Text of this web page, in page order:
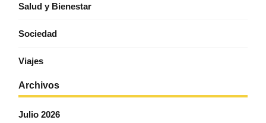
Salud y Bienestar
Sociedad
Viajes
Archivos
Julio 2026